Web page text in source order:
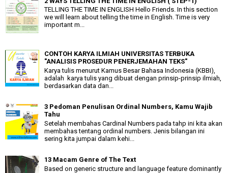
TELLING THE TIME IN ENGLISH Hello Friends. In this section
we will learn about telling the time in English. Time is very
important m...
CONTOH KARYA ILMIAH UNIVERSITAS TERBUKA
"ANALISIS PROSEDUR PENERJEMAHAN TEKS"
Karya tulis menurut Kamus Besar Bahasa Indonesia (KBBI),
adalah karya tulis yang dibuat dengan prinsip-prinsip ilmiah,
berdasarkan data dan...
3 Pedoman Penulisan Ordinal Numbers, Kamu Wajib
Tahu
Setelah membahas Cardinal Numbers pada tahp ini kita akan
membahas tentang ordinal numbers. Jenis bilangan ini
sering kita jumpai dalam kehi...
13 Macam Genre of The Text
Based on generic structure and language feature dominantly